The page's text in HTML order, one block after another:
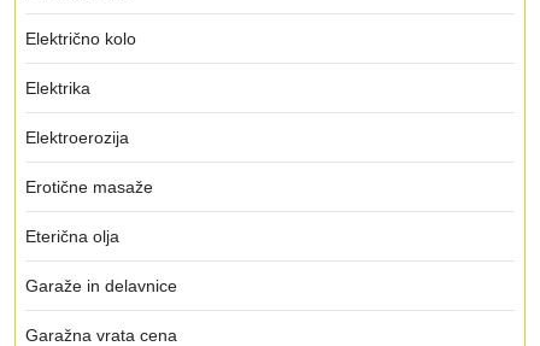
Električno kolo
Elektrika
Elektroerozija
Erotične masaže
Eterična olja
Garaže in delavnice
Garažna vrata cena